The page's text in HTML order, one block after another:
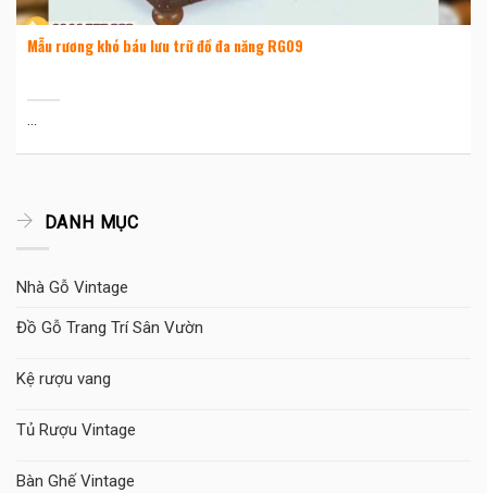
DANH MỤC
Nhà Gỗ Vintage
Đồ Gỗ Trang Trí Sân Vườn
Kệ rượu vang
Tủ Rượu Vintage
Bàn Ghế Vintage
Mẫu rương khó báu lưu trữ đồ đa năng RG09